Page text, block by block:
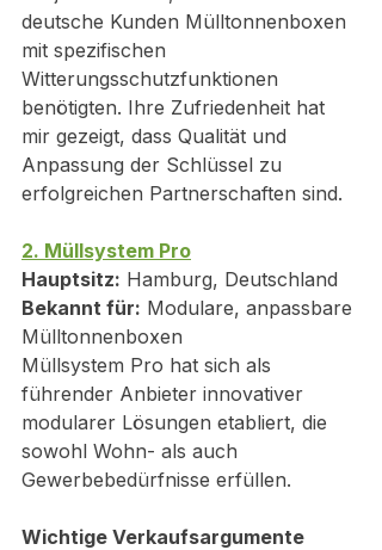
deutsche Kunden Mülltonnenboxen
mit spezifischen
Witterungsschutzfunktionen
benötigten. Ihre Zufriedenheit hat
mir gezeigt, dass Qualität und
Anpassung der Schlüssel zu
erfolgreichen Partnerschaften sind.
2. Müllsystem Pro
Hauptsitz: Hamburg, Deutschland
Bekannt für: Modulare, anpassbare
Mülltonnenboxen
Müllsystem Pro hat sich als
führender Anbieter innovativer
modularer Lösungen etabliert, die
sowohl Wohn- als auch
Gewerbebedürfnisse erfüllen.
Wichtige Verkaufsargumente